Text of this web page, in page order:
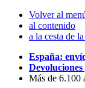
Volver al
al contenido
a la cesta de
España:
Más de 6.100